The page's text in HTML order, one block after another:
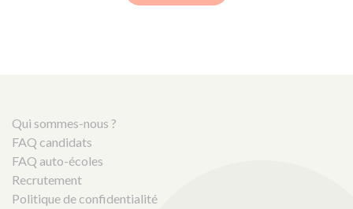
Qui sommes-nous ?
FAQ candidats
FAQ auto-écoles
Recrutement
Politique de confidentialité